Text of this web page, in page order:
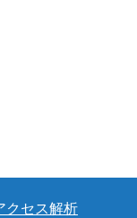
クセス解析